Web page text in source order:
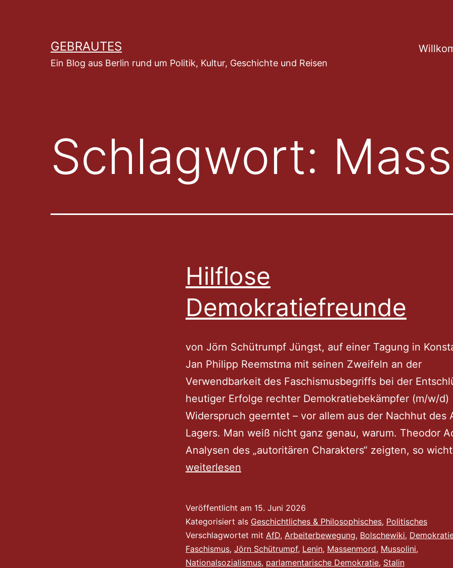
GEBRAUTES
Ein Blog aus Berlin rund um Politik, Kultur, Geschichte und Reisen
Schlagwort:
Hilflose
Demokratiefreunde
von Jörn Schütrumpf Jüngst, auf einer Tagung in
Jan Philipp Reemstma mit seinen Zweifeln an der
Verwendbarkeit des Faschismusbegriffs bei der
heutiger Erfolge rechter Demokratiebekämpfer (m/w/d)
Widerspruch geerntet – vor allem aus der Nachhut des
Lagers. Man weiß nicht ganz genau, warum. Theodor
Analysen des „autoritären Charakters“ zeigten, so
weiterlesen
Veröffentlicht am 15. Juni 2026
Kategorisiert als Geschichtliches & Philosophisches, Politisches
Verschlagwortet mit AfD, Arbeiterbewegung, Bolschewiki,
Faschismus, Jörn Schütrumpf, Lenin, Massenmord, Mussolini,
Nationalsozialismus, parlamentarische Demokratie, Stalin